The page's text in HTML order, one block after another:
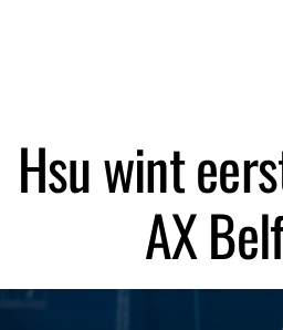
Hsu wint
AX